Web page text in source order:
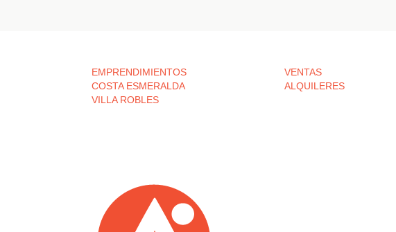
EMPRENDIMIENTOS
COSTA ESMERALDA
VILLA ROBLES
VENTAS
ALQUILERES